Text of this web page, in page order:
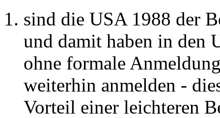
sind die USA 1988 der
und damit haben in den
ohne formale
weiterhin anmelden -
Vorteil einer leichteren